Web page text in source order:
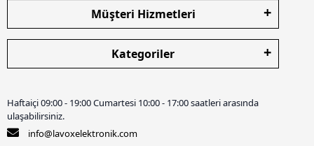
Müşteri Hizmetleri
Kategoriler
Haftaiçi 09:00 - 19:00 Cumartesi 10:00 - 17:00 saatleri arasında
ulaşabilirsiniz.
info@lavoxelektronik.com